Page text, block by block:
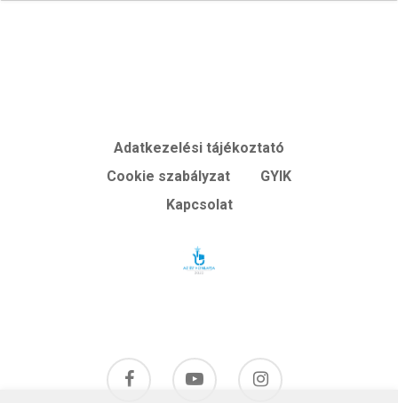
Adatkezelési tájékoztató
Cookie szabályzat
GYIK
Kapcsolat